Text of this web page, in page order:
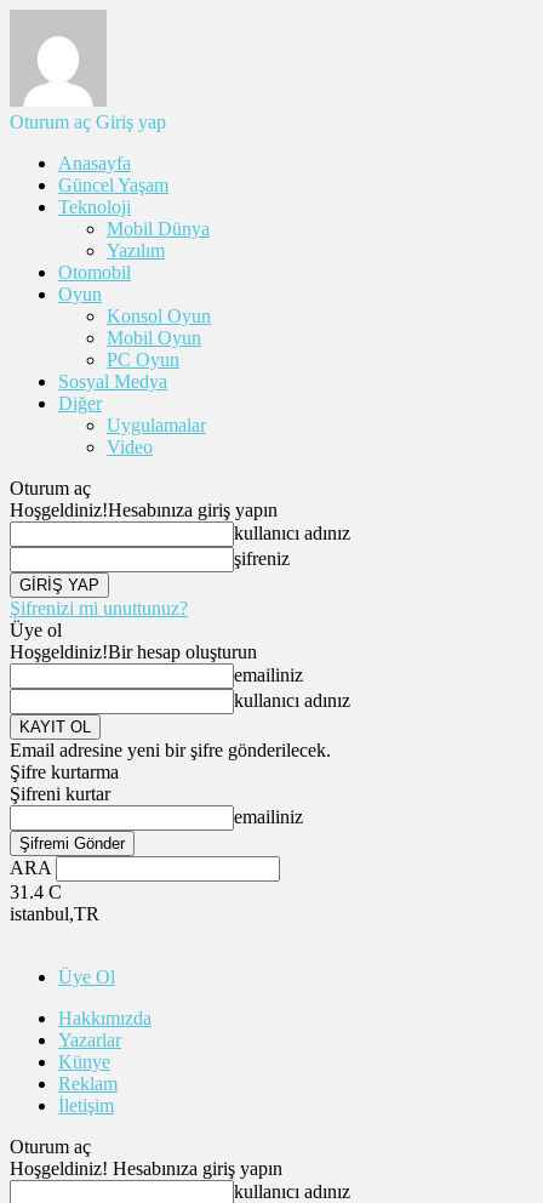
Oturum aç Giriş yap
Anasayfa
Güncel Yaşam
Teknoloji
Mobil Dünya
Yazılım
Otomobil
Oyun
Konsol Oyun
Mobil Oyun
PC Oyun
Sosyal Medya
Diğer
Uygulamalar
Video
Oturum aç
Hoşgeldiniz!Hesabınıza giriş yapın
kullanıcı adınız
şifreniz
Şifrenizi mi unuttunuz?
Üye ol
Hoşgeldiniz!Bir hesap oluşturun
emailiniz
kullanıcı adınız
Email adresine yeni bir şifre gönderilecek.
Şifre kurtarma
Şifreni kurtar
emailiniz
ARA
31.4 C
istanbul,TR
Üye Ol
Hakkımızda
Yazarlar
Künye
Reklam
İletişim
Oturum aç
Hoşgeldiniz! Hesabınıza giriş yapın
kullanıcı adınız